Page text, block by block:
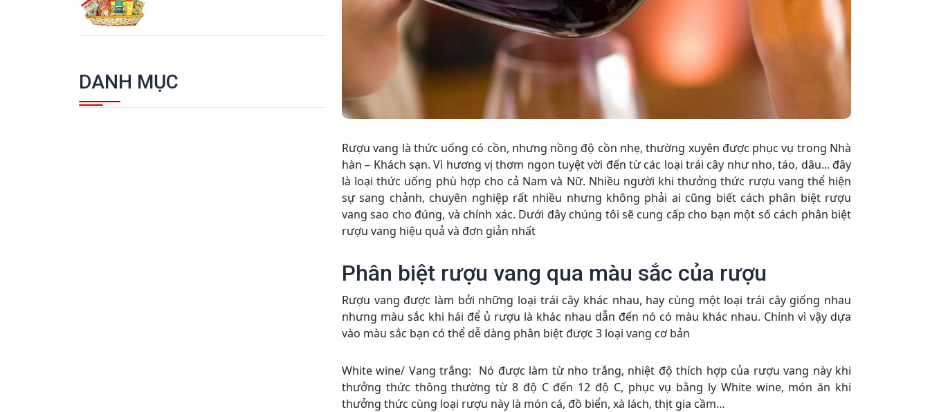
DANH MỤC
Rượu vang là thức uống có cồn, nhưng nồng độ cồn nhẹ, thường xuyên được phục vụ trong Nhà
hàn – Khách sạn. Vì hương vị thơm ngon tuyệt vời đến từ các loại trái cây như nho, táo, dâu... đây
là loại thức uống phù hợp cho cả Nam và Nữ. Nhiều người khi thưởng thức rượu vang thể hiện
sự sang chảnh, chuyên nghiệp rất nhiều nhưng không phải ai cũng biết cách phân biệt rượu
vang sao cho đúng, và chính xác. Dưới đây chúng tôi sẽ cung cấp cho bạn một số cách phân biệt
rượu vang hiệu quả và đơn giản nhất
Phân biệt rượu vang qua màu sắc của rượu
Rượu vang được làm bởi những loại trái cây khác nhau, hay cùng một loại trái cây giống nhau
nhưng màu sắc khi hái để ủ rượu là khác nhau dẫn đến nó có màu khác nhau. Chính vì vậy dựa
vào màu sắc bạn có thể dễ dàng phân biệt được 3 loại vang cơ bản
White wine/ Vang trắng: Nó được làm từ nho trắng, nhiệt độ thích hợp của rượu vang này khi
thưởng thức thông thường từ 8 độ C đến 12 độ C, phục vụ bằng ly White wine, món ăn khi
thưởng thức cùng loại rượu này là món cá, đồ biển, xà lách, thịt gia cầm…